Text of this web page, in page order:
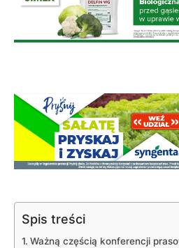
Spis treści
Ważną częścią konferencji